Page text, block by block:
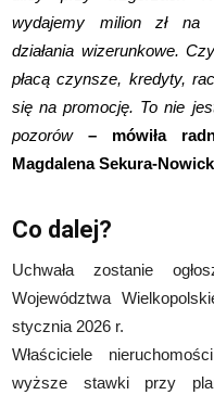
wydajemy milion zł na
działania wizerunkowe.
płacą czynsze, kredyty,
się na promocję. To nie
pozorów
– mówiła
Magdalena Sekura-
Co dalej?
Uchwała zostanie
Województwa
stycznia 2026 r.
Właściciele
wyższe stawki przy